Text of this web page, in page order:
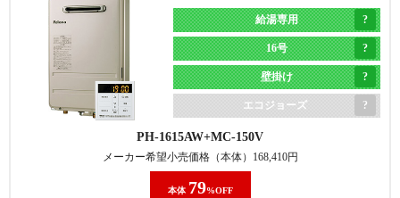
給湯専用
16号
壁掛け
エコジョーズ
PH-1615AW MC-150V
メーカー希望小売価格（本体） 168,410円
本体 79%OFF